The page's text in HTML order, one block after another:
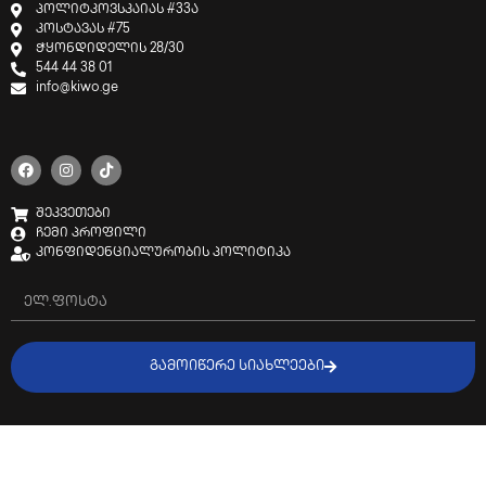
პოლიტკოვსკაიას #33ა
კოსტავას #75
ჭყონდიდელის 28/30
544 44 38 01
info@kiwo.ge
შეკვეთები
ჩემი პროფილი
კონფიდენციალურობის პოლიტიკა
ᲒᲐᲛᲝᲘᲬᲔᲠᲔ ᲡᲘᲐᲮᲚᲔᲔᲑᲘ